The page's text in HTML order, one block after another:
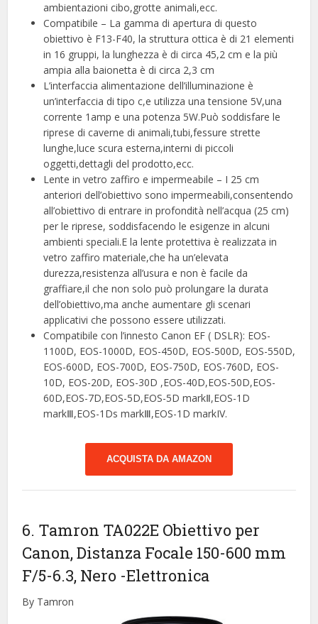
ambientazioni cibo,grotte animali,ecc.
Compatibile – La gamma di apertura di questo
obiettivo è F13-F40, la struttura ottica è di 21 elementi
in 16 gruppi, la lunghezza è di circa 45,2 cm e la più
ampia alla baionetta è di circa 2,3 cm
L’interfaccia alimentazione dell’illuminazione è
un’interfaccia di tipo c,e utilizza una tensione 5V,una
corrente 1amp e una potenza 5W.Può soddisfare le
riprese di caverne di animali,tubi,fessure strette
lunghe,luce scura esterna,interni di piccoli
oggetti,dettagli del prodotto,ecc.
Lente in vetro zaffiro e impermeabile – I 25 cm
anteriori dell’obiettivo sono impermeabili,consentendo
all’obiettivo di entrare in profondità nell’acqua (25 cm)
per le riprese, soddisfacendo le esigenze in alcuni
ambienti speciali.E la lente protettiva è realizzata in
vetro zaffiro materiale,che ha un’elevata
durezza,resistenza all’usura e non è facile da
graffiare,il che non solo può prolungare la durata
dell’obiettivo,ma anche aumentare gli scenari
applicativi che possono essere utilizzati.
Compatibile con l’innesto Canon EF ( DSLR): EOS-
1100D, EOS-1000D, EOS-450D, EOS-500D, EOS-550D,
EOS-600D, EOS-700D, EOS-750D, EOS-760D, EOS-
10D, EOS-20D, EOS-30D ,EOS-40D,EOS-50D,EOS-
60D,EOS-7D,EOS-5D,EOS-5D markⅡ,EOS-1D
markⅢ,EOS-1Ds markⅢ,EOS-1D markIV.
ACQUISTA DA AMAZON
6. Tamron TA022E Obiettivo per
Canon, Distanza Focale 150-600 mm
F/5-6.3, Nero -Elettronica
By Tamron